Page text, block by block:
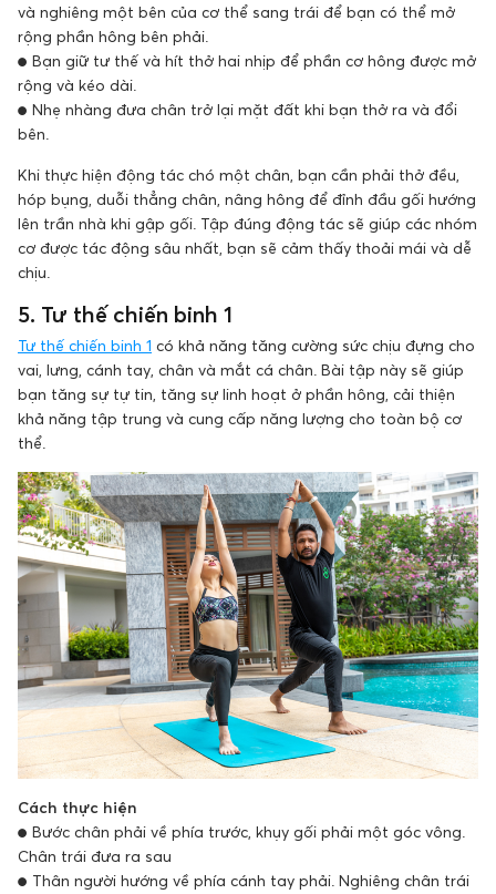
và nghiêng một bên của cơ thể sang trái để bạn có thể mở
rộng phần hông bên phải.
● Bạn giữ tư thế và hít thở hai nhịp để phần cơ hông được mở
rộng và kéo dài.
● Nhẹ nhàng đưa chân trở lại mặt đất khi bạn thở ra và đổi
bên.
Khi thực hiện động tác chó một chân, bạn cần phải thở đều,
hóp bụng, duỗi thẳng chân, nâng hông để đỉnh đầu gối hướng
lên trần nhà khi gập gối. Tập đúng động tác sẽ giúp các nhóm
cơ được tác động sâu nhất, bạn sẽ cảm thấy thoải mái và dễ
chịu.
5. Tư thế chiến binh 1
Tư thế chiến binh 1 có khả năng tăng cường sức chịu đựng cho
vai, lưng, cánh tay, chân và mắt cá chân. Bài tập này sẽ giúp
bạn tăng sự tự tin, tăng sự linh hoạt ở phần hông, cải thiện
khả năng tập trung và cung cấp năng lượng cho toàn bộ cơ
thể.
Cách thực hiện
● Bước chân phải về phía trước, khụy gối phải một góc vông.
Chân trái đưa ra sau
● Thân người hướng về phía cánh tay phải. Nghiêng chân trái